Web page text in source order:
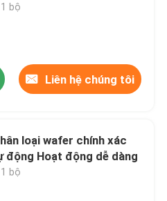
bộ
Liên hệ chúng tôi
loại wafer chính xác
động Hoạt động dễ dàng
bộ